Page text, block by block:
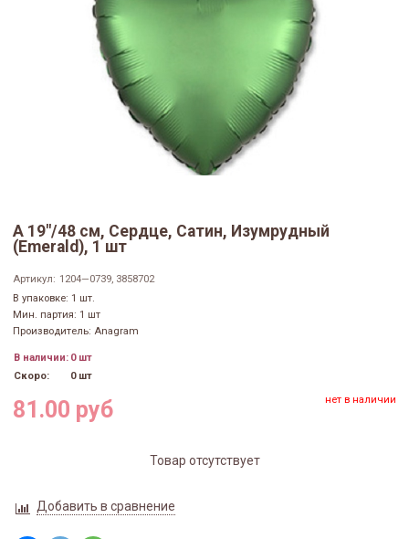
А 19"/48 см, Сердце, Сатин, Изумрудный
(Emerald), 1 шт
Артикул: 1204—0739, 3858702
В упаковке: 1 шт.
Мин. партия: 1 шт
Производитель: Anagram
В наличии: 0 шт
Скоро:
0 шт
81.00 руб нет в наличии
Товар отсутствует
Добавить в сравнение